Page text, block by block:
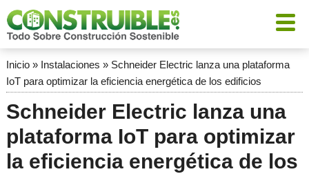
Inicio» Instalaciones » Schneider Electric lanza una plataforma
IoT para optimizar la eficiencia energética de los edificios
Schneider Electric lanza una
plataforma IoT para optimizar
la eficiencia energética de los